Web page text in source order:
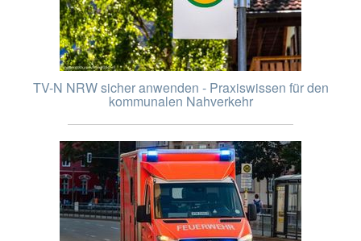
TV-N NRW sicher anwenden - Praxiswissen für den
kommunalen Nahverkehr